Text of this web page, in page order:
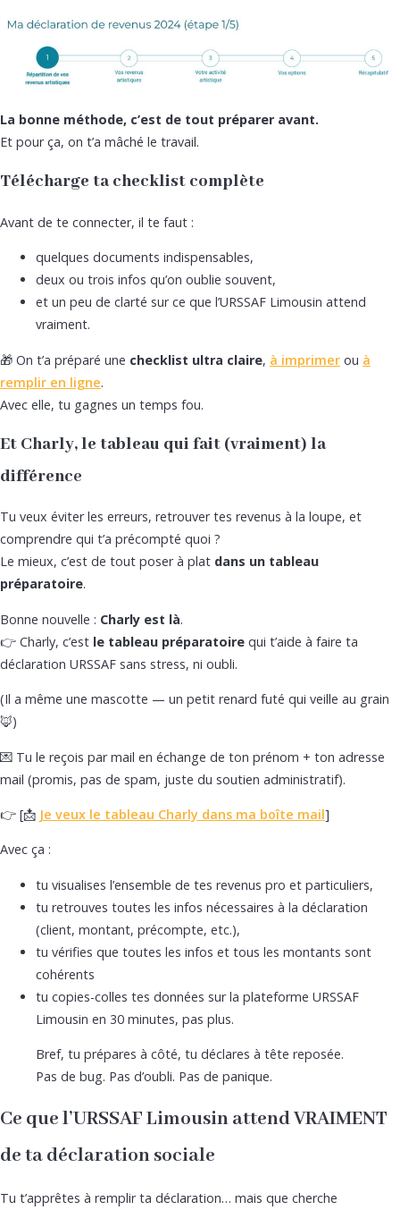
La bonne méthode, c’est de tout préparer avant.
Et pour ça, on t’a mâché le travail.
Télécharge ta checklist complète
Avant de te connecter, il te faut :
quelques documents indispensables,
deux ou trois infos qu’on oublie souvent,
et un peu de clarté sur ce que l’URSSAF Limousin attend
vraiment.
🎁 On t’a préparé une checklist ultra claire, à imprimer ou à
remplir en ligne.
Avec elle, tu gagnes un temps fou.
Et Charly, le tableau qui fait (vraiment) la
différence
Tu veux éviter les erreurs, retrouver tes revenus à la loupe, et
comprendre qui t’a précompté quoi ?
Le mieux, c’est de tout poser à plat dans un tableau
préparatoire.
Bonne nouvelle : Charly est là.
👉 Charly, c’est le tableau préparatoire qui t’aide à faire ta
déclaration URSSAF sans stress, ni oubli.
(Il a même une mascotte — un petit renard futé qui veille au grain
🦊)
💌 Tu le reçois par mail en échange de ton prénom + ton adresse
mail (promis, pas de spam, juste du soutien administratif).
👉 [📩 Je veux le tableau Charly dans ma boîte mail]
Avec ça :
tu visualises l’ensemble de tes revenus pro et particuliers,
tu retrouves toutes les infos nécessaires à la déclaration
(client, montant, précompte, etc.),
tu vérifies que toutes les infos et tous les montants sont
cohérents
tu copies-colles tes données sur la plateforme URSSAF
Limousin en 30 minutes, pas plus.
Bref, tu prépares à côté, tu déclares à tête reposée.
Pas de bug. Pas d’oubli. Pas de panique.
Ce que l’URSSAF Limousin attend VRAIMENT
de ta déclaration sociale
Tu t’apprêtes à remplir ta déclaration… mais que cherche